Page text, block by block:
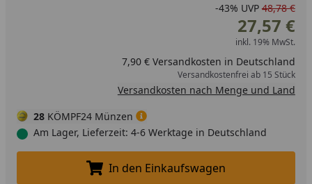
-43% UVP 48,78 €
27,57 €
inkl. 19% MwSt.
7,90 € Versandkosten in Deutschland
Versandkostenfrei ab 15 Stück
Versandkosten nach Menge und Land
28 KÖMPF24 Münzen
Am Lager, Lieferzeit: 4-6 Werktage in Deutschland
In den Einkaufswagen legen
In den Einkaufswagen